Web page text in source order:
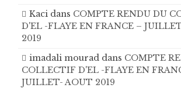
Kaci dans COMPTE RENDU DU
D'EL -FLAYE EN FRANCE –
2019
imadali mourad dans COMPTE
COLLECTIF D'EL -FLAYE EN
JUILLET- AOUT 2019